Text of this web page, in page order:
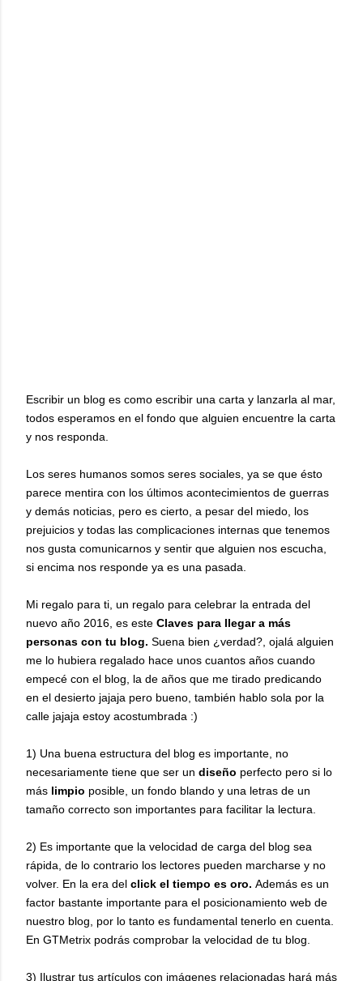
Escribir un blog es como escribir una carta y lanzarla al mar,
todos esperamos en el fondo que alguien encuentre la carta
y nos responda.
Los seres humanos somos seres sociales, ya se que ésto
parece mentira con los últimos acontecimientos de guerras
y demás noticias, pero es cierto, a pesar del miedo, los
prejuicios y todas las complicaciones internas que tenemos
nos gusta comunicarnos y sentir que alguien nos escucha,
si encima nos responde ya es una pasada.
Mi regalo para ti, un regalo para celebrar la entrada del
nuevo año 2016, es este Claves para llegar a más
personas con tu blog. Suena bien ¿verdad?, ojalá alguien
me lo hubiera regalado hace unos cuantos años cuando
empecé con el blog, la de años que me tirado predicando
en el desierto jajaja pero bueno, también hablo sola por la
calle jajaja estoy acostumbrada :)
1) Una buena estructura del blog es importante, no
necesariamente tiene que ser un diseño perfecto pero si lo
más limpio posible, un fondo blando y una letras de un
tamaño correcto son importantes para facilitar la lectura.
2) Es importante que la velocidad de carga del blog sea
rápida, de lo contrario los lectores pueden marcharse y no
volver. En la era del click el tiempo es oro. Además es un
factor bastante importante para el posicionamiento web de
nuestro blog, por lo tanto es fundamental tenerlo en cuenta.
En GTMetrix podrás comprobar la velocidad de tu blog.
3) Ilustrar tus artículos con imágenes relacionadas hará más